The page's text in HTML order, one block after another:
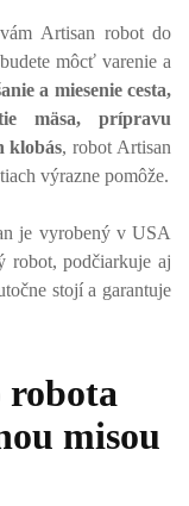
Artisan robot do
môcť varenie a
a miesenie cesta,
mäsa, prípravu
klobás, robot Artisan
výrazne pomôže.
je vyrobený v USA
robot, podčiarkuje aj
stojí a garantuje
robota
misou